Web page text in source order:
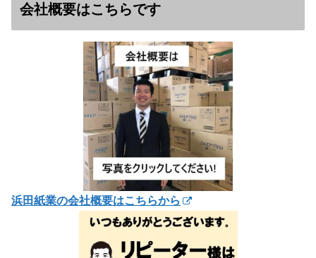
会社概要はこちらです
浜田紙業の会社概要はこちらから